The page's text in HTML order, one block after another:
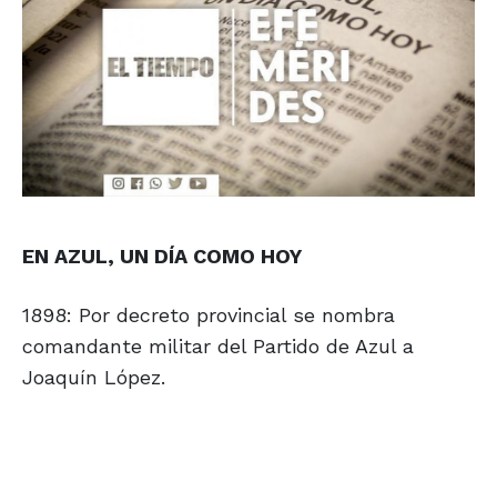
EN AZUL, UN DÍA COMO HOY
1898: Por decreto provincial se nombra
comandante militar del Partido de Azul a
Joaquín López.